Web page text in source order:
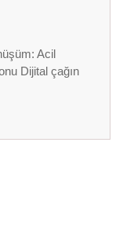
Acil
Dijital çağın